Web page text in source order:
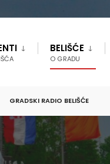
BELIŠĆE
O GRADU
GRADSKI RADIO BELIŠĆE